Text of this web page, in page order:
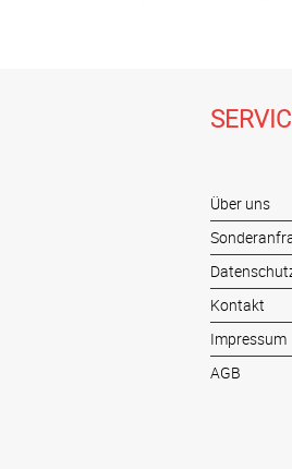
Über uns
Kontakt
Impressum
AGB